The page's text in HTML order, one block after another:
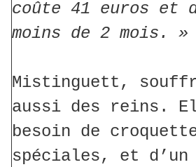
coûte 41 euros et
moins de 2 mois. »
Mistinguett,
aussi des reins.
besoin de
spéciales, et